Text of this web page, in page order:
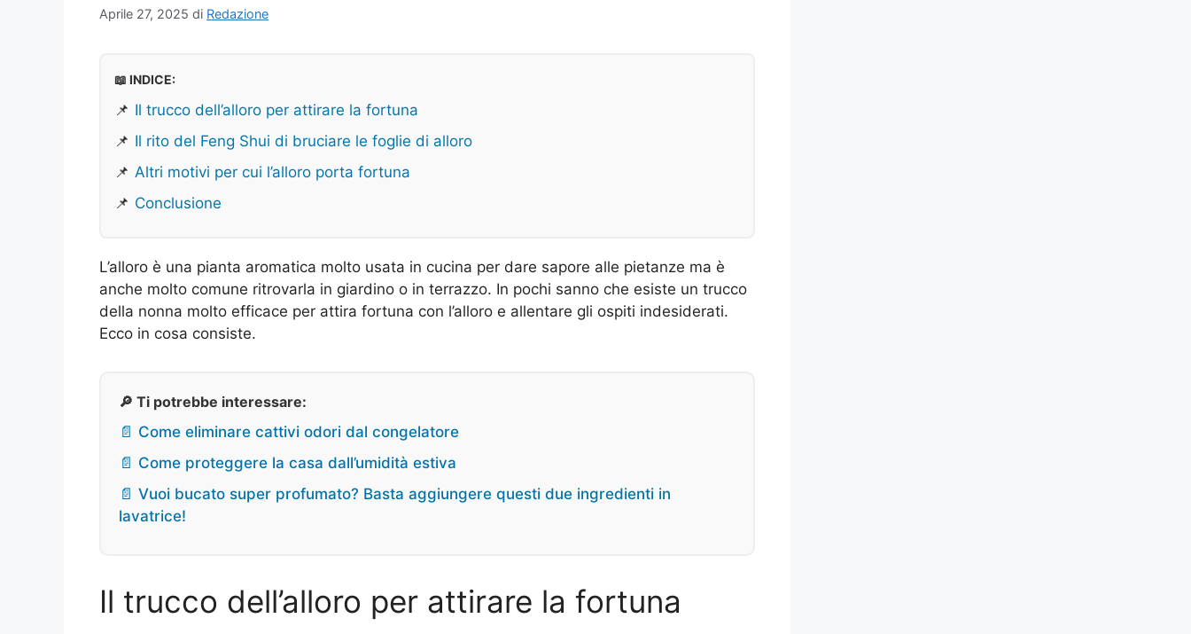
Aprile 27, 2025 di Redazione
📖 INDICE:
📌 Il trucco dell’alloro per attirare la fortuna
📌 Il rito del Feng Shui di bruciare le foglie di alloro
📌 Altri motivi per cui l’alloro porta fortuna
📌 Conclusione
L’alloro è una pianta aromatica molto usata in cucina per dare sapore alle pietanze ma è
anche molto comune ritrovarla in giardino o in terrazzo. In pochi sanno che esiste un trucco
della nonna molto efficace per attira fortuna con l’alloro e allentare gli ospiti indesiderati.
Ecco in cosa consiste.
🔎 Ti potrebbe interessare:
📄 Come eliminare cattivi odori dal congelatore
📄 Come proteggere la casa dall’umidità estiva
📄 Vuoi bucato super profumato? Basta aggiungere questi due ingredienti in
lavatrice!
Il trucco dell’alloro per attirare la fortuna